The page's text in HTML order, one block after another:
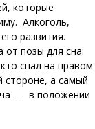
которые
Алкоголь,
развития.
от позы для сна:
спал на правом
стороне, а самый
— в положении